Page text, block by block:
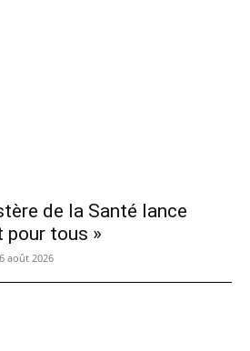
de la Santé lance
pour tous »
6 août 2026